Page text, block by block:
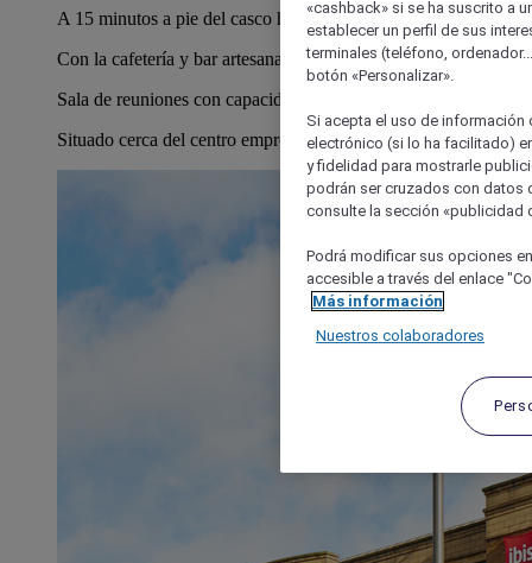
A 15 minutos a pie del casco histórico de Cambridge.
Con la cafetería y bar artesanal Chill#2 en el propio hotel.
Sala de reuniones con capacidad para 12 invitados.
Situado cerca del centro empresarial CB1.
«cashback» si se ha suscrito a
establecer un perfil de sus
terminales (teléfono,
botón «Personalizar».
Si acepta el uso de
electrónico (si lo ha facilitado)
y fidelidad para mostrarle
podrán ser cruzados con datos
consulte la sección «publicidad
Podrá modificar sus opciones
accesible a través del enlace
Más información
Nuestros colaboradores